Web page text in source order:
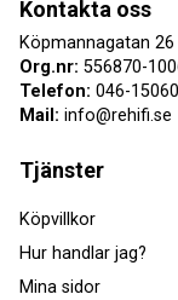
Kontakta oss
Köpmannagatan
Org.nr: 556870-
Telefon: 046-
Mail: info@rehifi.se
Tjänster
Köpvillkor
Hur handlar jag?
Mina sidor